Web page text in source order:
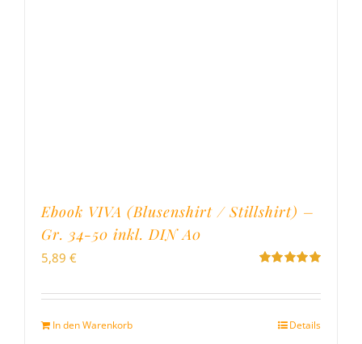
Ebook VIVA (Blusenshirt / Stillshirt) –
Gr. 34-50 inkl. DIN A0
5
5,89 €
In den Warenkorb Details